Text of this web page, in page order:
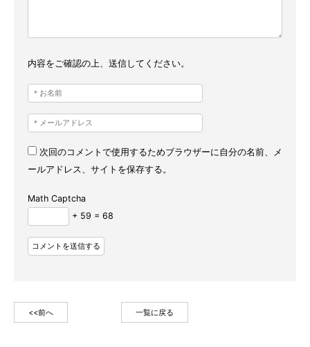
内容をご確認の上、送信してください。
次回のコメントで使用するためブラウザーに自分の名前、メ
ールアドレス、サイトを保存する。
Math Captcha
+ 59 = 68
<<前へ 一覧に戻る